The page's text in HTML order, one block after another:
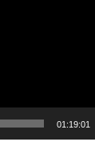
01:19:01